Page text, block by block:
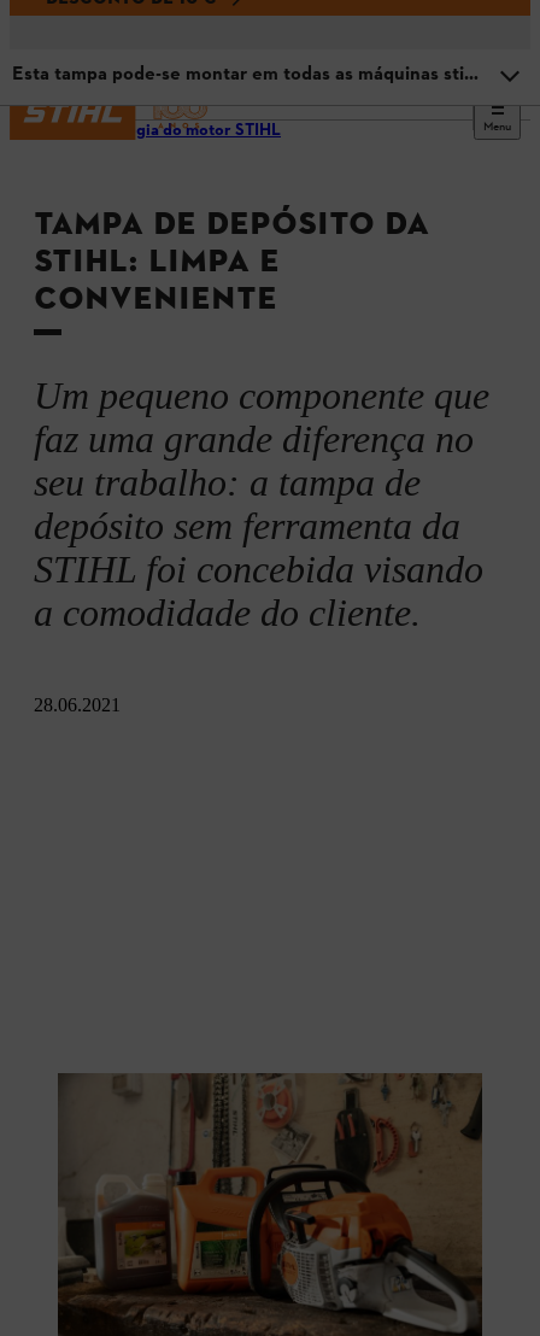
Menu
Tecnologia do motor STIHL
TAMPA DE DEPÓSITO DA
STIHL: LIMPA E
CONVENIENTE
Um pequeno componente que
faz uma grande diferença no
seu trabalho: a tampa de
depósito sem ferramenta da
STIHL foi concebida visando
a comodidade do cliente.
28.06.2021
Esta tampa pode-se montar em todas as máquinas stihl?
Vantagens da tampa de depósito sem ferramenta
A importância do vedante
Esta tampa pode-se montar em todas as máquinas stihl?